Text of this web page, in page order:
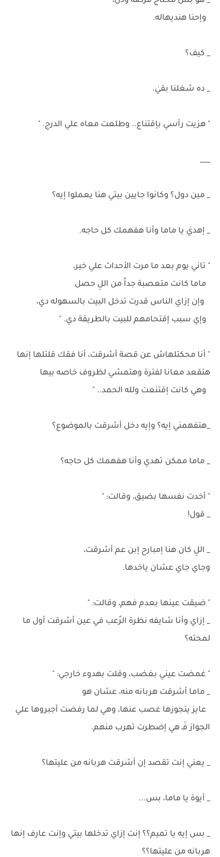
وإحنا هنديهاله.
_ كيف؟
_ ده شغلنا بقيٰ.
" هزيت رأسي بإقتناع.. وطلعت معاه علي الدرج. "
___
_ مين دول؟ وكانوا جايين بيتي هنا يعملوا إيه؟
_ إهديٰ يا ماما وأنا هفهمك كل حاجه.
" تاني يوم بعد ما مرت الأحداث علي خير،
ماما كانت متعصبة جداً من اللِ حصل
وإن إزاي الناس قدرت تدخل البيت بالسهوله دي،
وإي سبب إقتحامهم للبيت بالطريقة دي. "
" أنا محكتلهاش عن قصة أشرقت، أنا فقك قلتلها إنها
هتقعد معانا لفترة وهتمشي لظروف خاصه بيها
وهي كانت إقتنعت ولله الحمد.. "
_هتفهمني إيه؟ وإيه دخل أشرقت بالموضوع؟
_ ماما ممكن تهدي وأنا هفهمك كل حاجه؟
" أخدت نفسها بضيق، وقالت: "
_ قول!
_ اللِ كان هنا إمبارح إبن عم أشرقت،
وجاي جاي عشان ياخدها.
" ضيقت عينها بعدم فهم، وقالت: "
_ إزاي وأنا شايفه نظرة الرُعب في عين أشرقت أول ما
لمحته؟
" غمضت عيني بغضب، وقلت بهدوء خارجي: "
_ ماما أشرقت هربانه منه، عشان هو
عايز يتجوزها غصب عنها، وهي لما رفضت أجبروها علي
الجواز فَـ هي إضطرت تهرب منهم.
_ يعني إنت تقصد إن أشرقت هربانه من عليتها؟
_ أيوة يا ماما، بس...
_ بس إيه يا تميم؟؟ إنت إزاي تدخلها بيتي وإنت عارف إنها
هربانه من عليتها؟؟